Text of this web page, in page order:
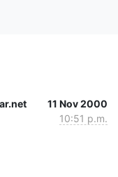
11 Nov 2000
10:51 p.m.